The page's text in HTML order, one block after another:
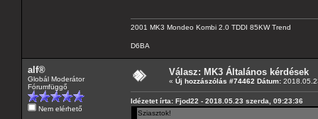
2001 MK3 Mondeo Kombi 2.0 TDDI 85KW Trend
D6BA
alf®
Globál Moderátor
Fórumfüggő
Nem elérhető
Válasz: MK3 Általános kérdések
« Új hozzászólás #74462 Dátum:
Idézetet írta: Fjod22 - 2018.05.23 szerda, 09:23:36
Sziasztok!